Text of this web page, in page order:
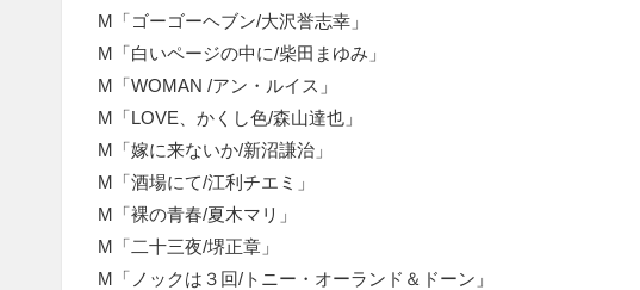
M「ゴーゴーヘブン/大沢誉志幸」
M「白いページの中に/柴田まゆみ」
M「WOMAN /アン・ルイス」
M「LOVE、かくし色/森山達也」
M「嫁に来ないか/新沼謙治」
M「酒場にて/江利チエミ」
M「裸の青春/夏木マリ」
M「二十三夜/堺正章」
M「ノックは３回/トニー・オーランド＆ドーン」